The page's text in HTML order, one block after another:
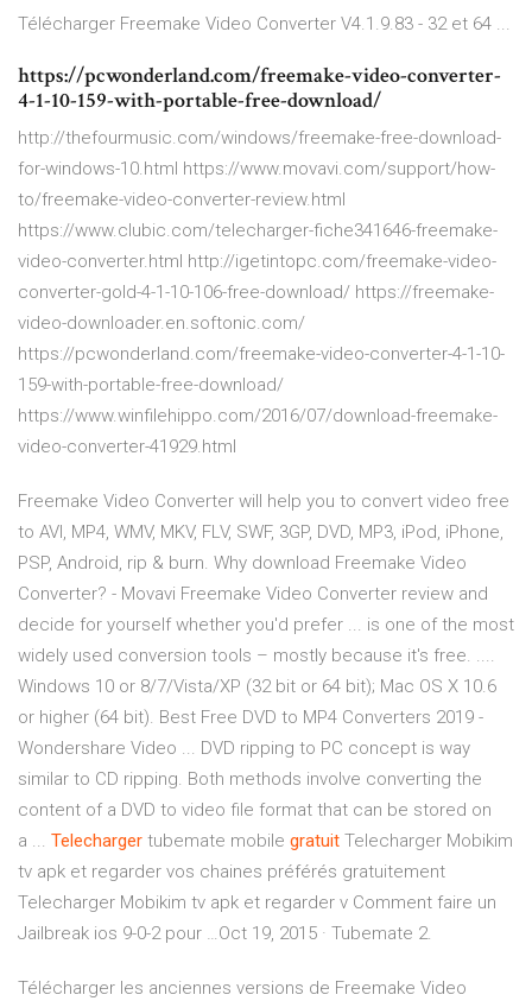
Télécharger Freemake Video Converter V4.1.9.83 - 32 et 64 ...
https://pcwonderland.com/freemake-video-converter-
4-1-10-159-with-portable-free-download/
http://thefourmusic.com/windows/freemake-free-download-
for-windows-10.html https://www.movavi.com/support/how-
to/freemake-video-converter-review.html
https://www.clubic.com/telecharger-fiche341646-freemake-
video-converter.html http://igetintopc.com/freemake-video-
converter-gold-4-1-10-106-free-download/ https://freemake-
video-downloader.en.softonic.com/
https://pcwonderland.com/freemake-video-converter-4-1-10-
159-with-portable-free-download/
https://www.winfilehippo.com/2016/07/download-freemake-
video-converter-41929.html
Freemake Video Converter will help you to convert video free
to AVI, MP4, WMV, MKV, FLV, SWF, 3GP, DVD, MP3, iPod, iPhone,
PSP, Android, rip & burn. Why download Freemake Video
Converter? - Movavi Freemake Video Converter review and
decide for yourself whether you'd prefer ... is one of the most
widely used conversion tools – mostly because it's free. ....
Windows 10 or 8/7/Vista/XP (32 bit or 64 bit); Mac OS Х 10.6
or higher (64 bit). Best Free DVD to MP4 Converters 2019 -
Wondershare Video ... DVD ripping to PC concept is way
similar to CD ripping. Both methods involve converting the
content of a DVD to video file format that can be stored on
a ... Telecharger tubemate mobile gratuit Telecharger Mobikim
tv apk et regarder vos chaines préférés gratuitement
Telecharger Mobikim tv apk et regarder v Comment faire un
Jailbreak ios 9-0-2 pour …Oct 19, 2015 · Tubemate 2.
Télécharger les anciennes versions de Freemake Video